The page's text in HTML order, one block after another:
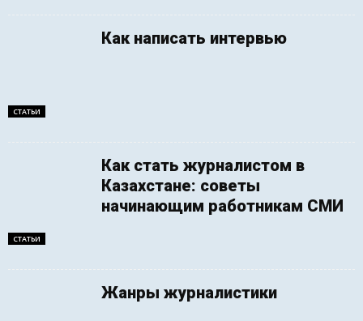
СТАТЬИ
Как написать интервью
СТАТЬИ
Как стать журналистом в
Казахстане: советы
начинающим работникам СМИ
Жанры журналистики